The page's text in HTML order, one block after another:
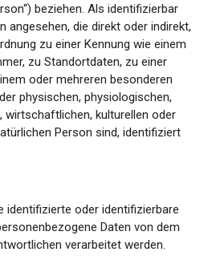
beziehen. Als identifizierbar
angesehen, die direkt oder indirekt,
zu einer Kennung wie einem
zu Standortdaten, zu einer
oder mehreren besonderen
physischen, physiologischen,
wirtschaftlichen, kulturellen oder
Person sind, identifiziert
identifizierte oder identifizierbare
Daten von dem
verarbeitet werden.